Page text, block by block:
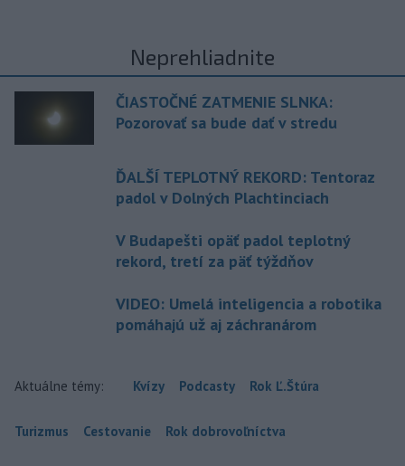
Neprehliadnite
ČIASTOČNÉ ZATMENIE SLNKA:
Pozorovať sa bude dať v stredu
ĎALŠÍ TEPLOTNÝ REKORD: Tentoraz
padol v Dolných Plachtinciach
V Budapešti opäť padol teplotný
rekord, tretí za päť týždňov
VIDEO: Umelá inteligencia a robotika
pomáhajú už aj záchranárom
Aktuálne témy: Kvízy Podcasty Rok Ľ.Štúra
Turizmus Cestovanie Rok dobrovoľníctva